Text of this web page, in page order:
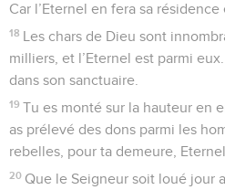
Car l’Eternel en fera sa résidence
18 Les chars de Dieu sont
milliers, et l’Eternel est parmi
dans son sanctuaire.
19 Tu es monté sur la hauteur en
as prélevé des dons parmi les
rebelles, pour ta demeure, Eternel
20 Que le Seigneur soit loué jour